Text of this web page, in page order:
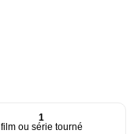
1
film ou série tourné